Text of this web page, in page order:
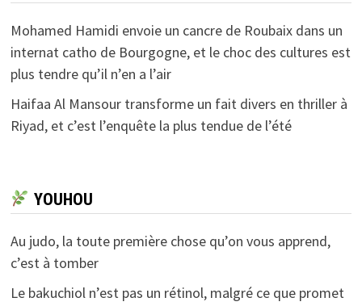
Mohamed Hamidi envoie un cancre de Roubaix dans un
internat catho de Bourgogne, et le choc des cultures est
plus tendre qu’il n’en a l’air
Haifaa Al Mansour transforme un fait divers en thriller à
Riyad, et c’est l’enquête la plus tendue de l’été
YOUHOU
Au judo, la toute première chose qu’on vous apprend,
c’est à tomber
Le bakuchiol n’est pas un rétinol, malgré ce que promet